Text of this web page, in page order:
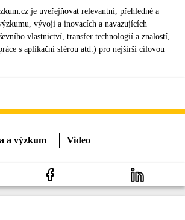
je uveřejňovat relevantní, přehledné a
vývoji a inovacích a navazujících
vlastnictví, transfer technologií a znalostí,
s aplikační sférou atd.) pro nejširší cílovou
a výzkum Video